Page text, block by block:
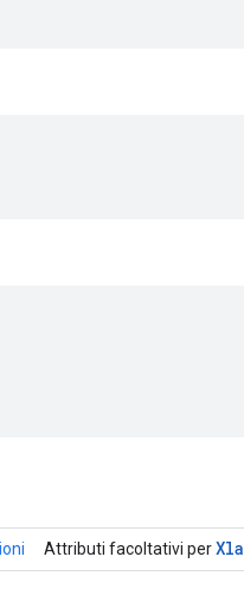
Attributi facoltativi perXla